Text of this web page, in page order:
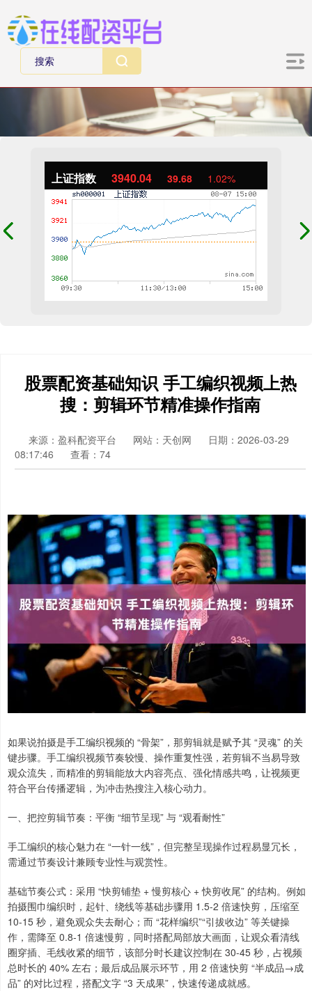
上证指数 3940.04 39.68 1.02%
股票配资基础知识 手工编织视频上热
搜：剪辑环节精准操作指南
来源：盈科配资平台 网站：天创网
日期：2026-03-29
08:17:46
查看：74
如果说拍摄是手工编织视频的 “骨架”，那剪辑就是赋予其 “灵魂” 的关
键步骤。手工编织视频节奏较慢、操作重复性强，若剪辑不当易导致
观众流失，而精准的剪辑能放大内容亮点、强化情感共鸣，让视频更
符合平台传播逻辑，为冲击热搜注入核心动力。
一、把控剪辑节奏：平衡 “细节呈现” 与 “观看耐性”
手工编织的核心魅力在 “一针一线”，但完整呈现操作过程易显冗长，
需通过节奏设计兼顾专业性与观赏性。
基础节奏公式：采用 “快剪铺垫 + 慢剪核心 + 快剪收尾” 的结构。例如
拍摄围巾编织时，起针、绕线等基础步骤用 1.5-2 倍速快剪，压缩至
10-15 秒，避免观众失去耐心；而 “花样编织”“引拔收边” 等关键操
作，需降至 0.8-1 倍速慢剪，同时搭配局部放大画面，让观众看清线
圈穿插、毛线收紧的细节，该部分时长建议控制在 30-45 秒，占视频
总时长的 40% 左右；最后成品展示环节，用 2 倍速快剪 “半成品→成
品” 的对比过程，搭配文字 “3 天成果”，快速传递成就感。